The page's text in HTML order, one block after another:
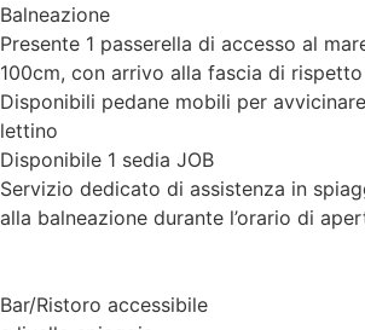
Balneazione
Presente 1 passerella di accesso al
100cm, con arrivo alla fascia di rispetto
Disponibili pedane mobili per
lettino
Disponibile 1 sedia JOB
Servizio dedicato di assistenza in
alla balneazione durante l’orario di
Bar/Ristoro accessibile